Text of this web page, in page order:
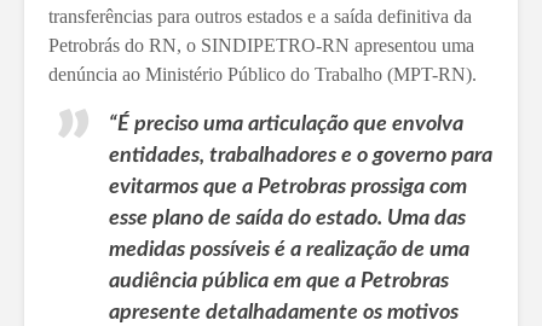
transferências para outros estados e a saída definitiva da
Petrobrás do RN, o SINDIPETRO-RN apresentou uma
denúncia ao Ministério Público do Trabalho (MPT-RN).
“É preciso uma articulação que envolva
entidades, trabalhadores e o governo para
evitarmos que a Petrobras prossiga com
esse plano de saída do estado. Uma das
medidas possíveis é a realização de uma
audiência pública em que a Petrobras
apresente detalhadamente os motivos